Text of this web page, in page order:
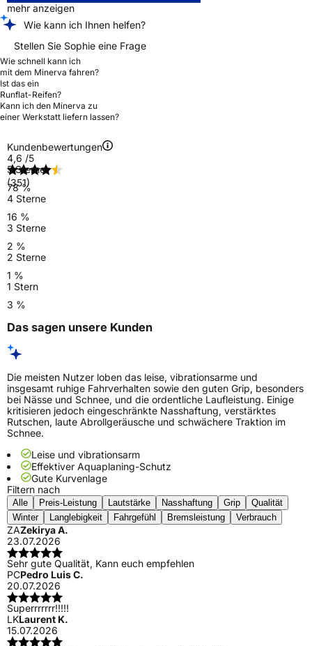
mehr anzeigen
Wie kann ich Ihnen helfen?
Stellen Sie Sophie eine Frage
Wie schnell kann ich
mit dem Minerva fahren?
Ist das ein
Runflat-Reifen?
Kann ich den Minerva zu
einer Werkstatt liefern lassen?
Kundenbewertungen
4,6 /5
(351)
5 Sterne
78 %
4 Sterne
16 %
3 Sterne
2 %
2 Sterne
1 %
1 Stern
3 %
Das sagen unsere Kunden
Die meisten Nutzer loben das leise, vibrationsarme und
insgesamt ruhige Fahrverhalten sowie den guten Grip, besonders
bei Nässe und Schnee, und die ordentliche Laufleistung. Einige
kritisieren jedoch eingeschränkte Nasshaftung, verstärktes
Rutschen, laute Abrollgeräusche und schwächere Traktion im
Schnee.
Leise und vibrationsarm
Effektiver Aquaplaning-Schutz
Gute Kurvenlage
Filtern nach
Alle Preis-Leistung Lautstärke Nasshaftung Grip
Qualität
Winter
Langlebigkeit Fahrgefühl Bremsleistung Verbrauch
ZAZekirya A.
23.07.2026
Sehr gute Qualität, Kann euch empfehlen
PCPedro Luis C.
20.07.2026
Superrrrrrr!!!!!
LKLaurent K.
15.07.2026